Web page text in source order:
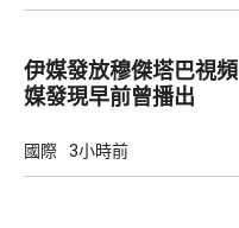
伊媒發放穆傑塔巴視頻 有傳
媒發現早前曾播出
國際 3小時前